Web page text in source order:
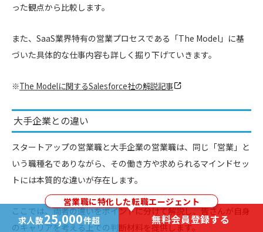
った観点から比較します。
また、SaaS業界特有の営業プロセスである「The Model」に基
づいた具体的な仕事内容も詳しく掘り下げていきます。
※The Modelに関するSalesforce社の解説記事
大手企業との違い
スタートアップの営業職と大手企業の営業職は、同じ「営業」と
いう職種名でありながら、その働き方や求められるマインドセッ
トには本質的な違いが存在します。
ここでは、両者の違いをポイントに分けて解説し、皆さんが自身
のキャリアを考える上での判断材料を提供します。
営業職に特化した転職エージェント
求人数25,000件超 無料会員登録する